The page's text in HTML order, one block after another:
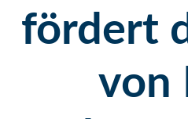
fördert
von